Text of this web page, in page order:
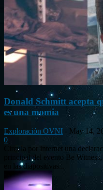
Donald Schmitt acepta
es una momia
Exploración OVNI - May 14,
0
Circula por internet una
principal del evento Be
en las diapositivas...